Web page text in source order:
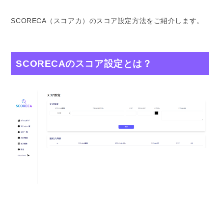
SCORECA（スコアカ）のスコア設定方法をご紹介します。
SCORECAのスコア設定とは？